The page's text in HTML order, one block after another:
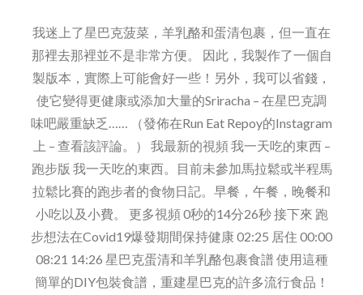
我迷上了星巴克菠菜，羊乳酪和蛋清包裹，但一直在
那裡去那裡並不是非常方便。 因此，我製作了一個自
製版本，實際上可能會好一些！另外，我可以省錢，
使它變得更健康或添加大量的Sriracha – 在星巴克調
味吧嚴重缺乏…… （發佈在Run Eat Repoy的Instagram
上 – 查看該評論。） 我最新的視頻 我一天吃的東西 –
跑步版 我一天吃的東西。目前未參加馬拉鬆或半程馬
拉鬆比賽的跑步者的食物日記。早餐，午餐，晚餐和
小吃以及小費。 更多視頻 0秒的14分26秒 接下來 跑
步想法在Covid19爆發期間保持健康 02:25 居住 00:00
08:21 14:26 星巴克蛋清和羊乳酪包裹食譜 使用這種
簡單的DIY包裝食譜，重建星巴克的許多流行食品！